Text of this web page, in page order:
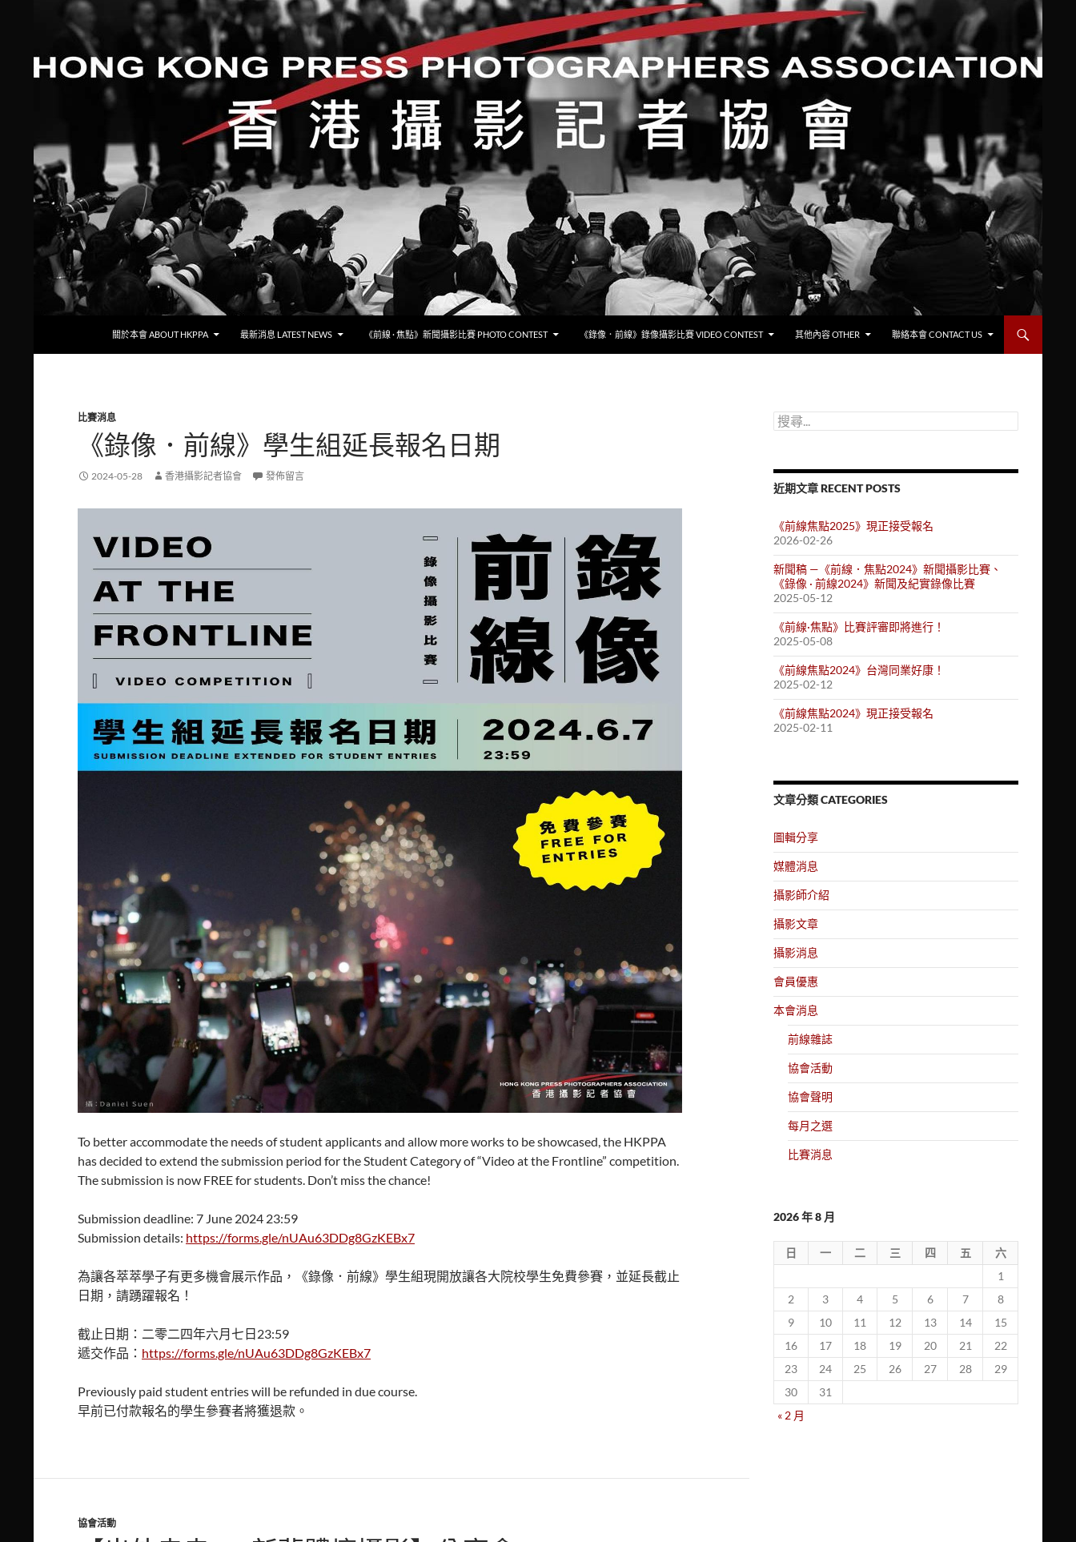
香港攝影記者協會
關於本會 ABOUT HKPPA
最新消息 LATEST NEWS 《前線 · 焦點》新聞攝影比賽 PHOTO CONTEST 《錄像．前線》錄像攝影比賽 VIDEO CONTEST 其他內容 OTHER 聯絡本會 CONTACT US
比賽消息
《錄像．前線》學生組延長報名日期
2024-05-28 香港攝影記者協會 發佈留言
To better accommodate the needs of student applicants and allow more works to be showcased, the HKPPA
has decided to extend the submission period for the Student Category of “Video at the Frontline” competition.
The submission is now FREE for students. Don’t miss the chance!
Submission deadline: 7 June 2024 23:59
Submission details: https://forms.gle/nUAu63DDg8GzKEBx7
為讓各萃萃學子有更多機會展示作品，《錄像．前線》學生組現開放讓各大院校學生免費參賽，並延長截止
日期，請踴躍報名！
截止日期：二零二四年六月七日23:59
遞交作品： https://forms.gle/nUAu63DDg8GzKEBx7
Previously paid student entries will be refunded in due course.
早前已付款報名的學生參賽者將獲退款。
協會活動
搜
尋
字:
近期文章 RECENT POSTS
《前線焦點2025》現正接受報名
2026-02-26
新聞稿 —《前線．焦點2024》新聞攝影比賽、
《錄像 · 前線2024》新聞及紀實錄像比賽
2025-05-12
《前線·焦點》比賽評審即將進行！
2025-05-08
《前線焦點2024》台灣同業好康！
2025-02-12
《前線焦點2024》現正接受報名
2025-02-11
文章分類 CATEGORIES
圖輯分享
媒體消息
攝影師介紹
攝影文章
攝影消息
會員優惠
本會消息
前線雜誌
協會活動
協會聲明
每月之選
比賽消息
2026 年 8 月
日 一 二 三 四 五
六
1
2
3 4 5 6 7
8
9
10 11 12 13 14
15
16
17 18 19 20 21
22
23
24 25 26 27 28
29
30
31
« 2 月